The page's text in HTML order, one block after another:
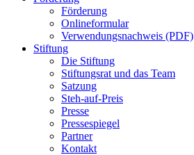
Förderung
Onlineformular
Verwendungsnachweis (PDF)
Stiftung
Die Stiftung
Stiftungsrat und das Team
Satzung
Steh-auf-Preis
Presse
Pressespiegel
Partner
Kontakt